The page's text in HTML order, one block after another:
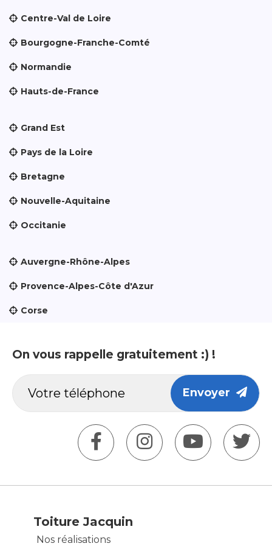
Centre-Val de Loire
Bourgogne-Franche-Comté
Normandie
Hauts-de-France
Grand Est
Pays de la Loire
Bretagne
Nouvelle-Aquitaine
Occitanie
Auvergne-Rhône-Alpes
Provence-Alpes-Côte d'Azur
Corse
On vous rappelle gratuitement :) !
Envoyer
Toiture Jacquin
Nos réalisations